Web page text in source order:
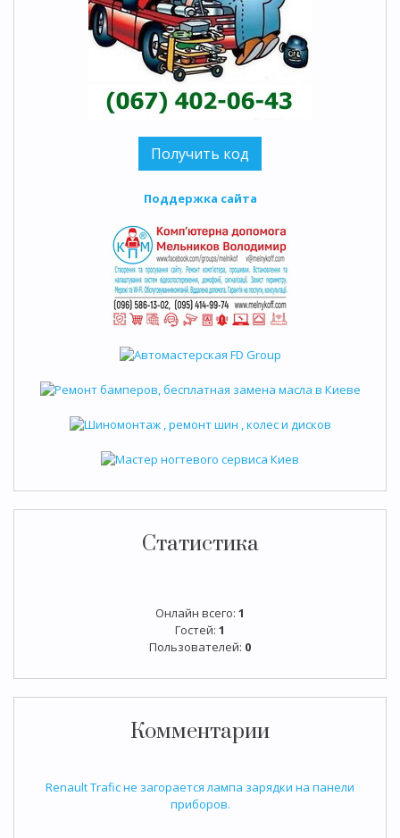
Поддержка сайта
Статистика
Онлайн всего: 1
Гостей: 1
Пользователей: 0
Комментарии
Renault Trafic не загорается лампа зарядки на панели
приборов.